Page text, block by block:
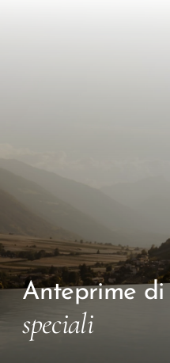
Anteprime di
speciali